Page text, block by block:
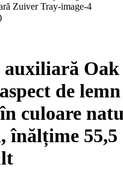
auxiliară
de
culoare
înălțime 55,5